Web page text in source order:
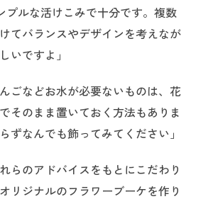
プルな活けこみで十分です。複数
てバランスやデザインを考えなが
いですよ」
んごなどお水が必要ないものは、花
そのまま置いておく方法もありま
ずなんでも飾ってみてください」
らのアドバイスをもとにこだわり
リジナルのフラワーブーケを作り